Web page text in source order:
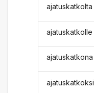
ajatuskatkolta
ajatuskatkolle
ajatuskatkona
ajatuskatkoksi